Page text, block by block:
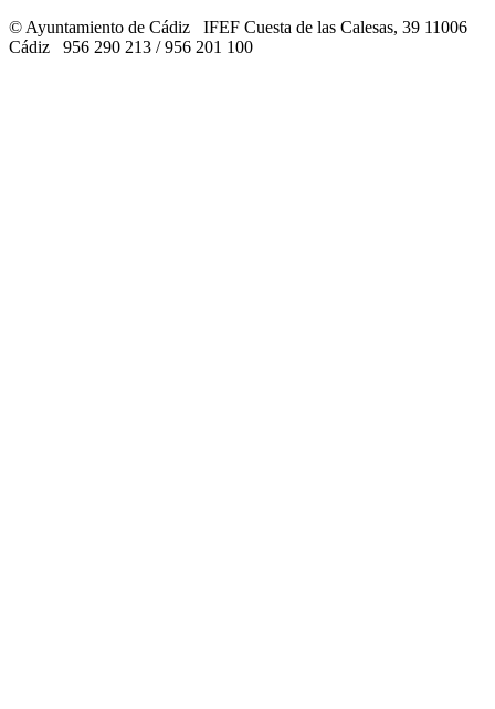
© Ayuntamiento de Cádiz
IFEF Cuesta de las Calesas, 39 11006
Cádiz
956 290 213 /956 201 100